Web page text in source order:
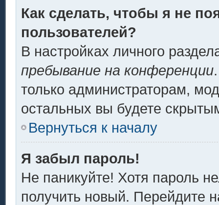
Как сделать, чтобы я не
пользователей?
В настройках личного
пребывание на конференции
только администраторам,
остальных вы будете
Вернуться к началу
Я забыл пароль!
Не паникуйте! Хотя пароль
получить новый. Перейдите